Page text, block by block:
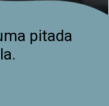
pitada